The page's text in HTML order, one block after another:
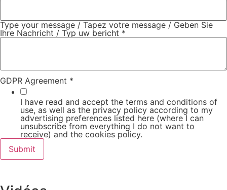
Type your message / Tapez votre message / Geben Sie
Ihre Nachricht / Typ uw bericht *
GDPR Agreement *
I have read and accept the terms and conditions of
use, as well as the privacy policy according to my
advertising preferences listed here (where I can
unsubscribe from everything I do not want to
receive) and the cookies policy.
Submit